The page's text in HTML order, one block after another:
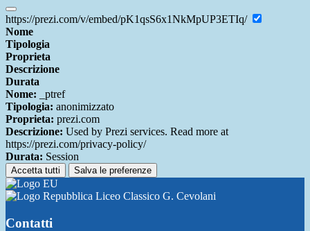
https://prezi.com/v/embed/pK1qsS6x1NkMpUP3ETIq/
Nome
Tipologia
Proprieta
Descrizione
Durata
Nome: _ptref
Tipologia: anonimizzato
Proprieta: prezi.com
Descrizione: Used by Prezi services. Read more at
https://prezi.com/privacy-policy/
Durata: Session
Accetta tutti Salva le preferenze
Liceo Classico G. Cevolani
Contatti